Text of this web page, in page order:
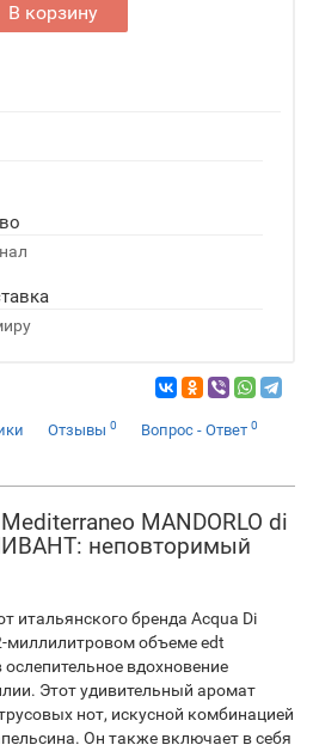
В корзину
Отзывы 0 Вопрос - Ответ 0
MANDORLO di
неповторимый
итальянского бренда Acqua Di
миллилитровом объеме edt
вдохновение
Этот удивительный аромат
нот, искусной комбинацией
Он также включает в себя